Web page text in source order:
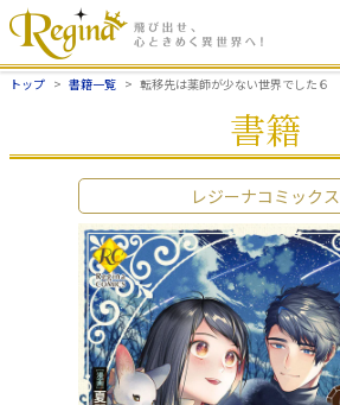
トップ 書籍一覧 転移先は薬師が少ない世界でした６
書籍
レジーナコミックス